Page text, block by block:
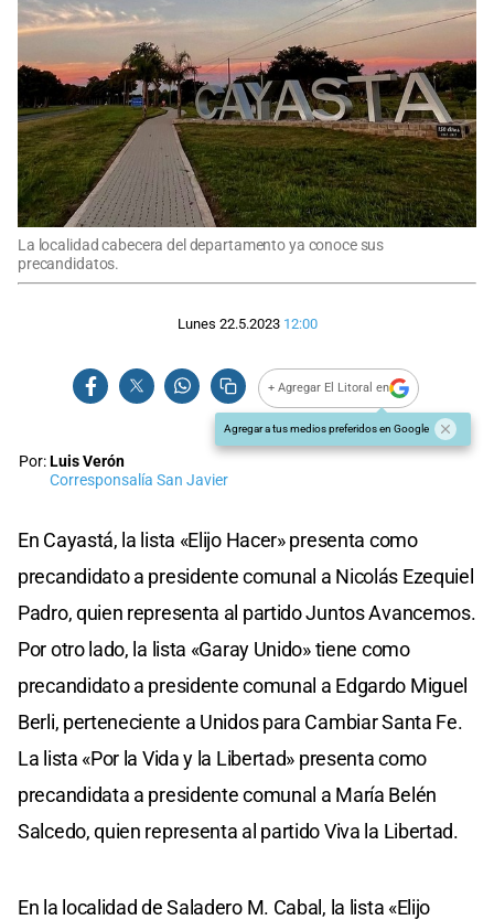
La localidad cabecera del departamento ya conoce sus
precandidatos.
Lunes 22.5.2023 12:00
+ Agregar El Litoral en
Agregar a tus medios preferidos en Google
Por:Luis Verón
Corresponsalía San Javier
En Cayastá, la lista «Elijo Hacer» presenta como
precandidato a presidente comunal a Nicolás Ezequiel
Padro, quien representa al partido Juntos Avancemos.
Por otro lado, la lista «Garay Unido» tiene como
precandidato a presidente comunal a Edgardo Miguel
Berli, perteneciente a Unidos para Cambiar Santa Fe.
La lista «Por la Vida y la Libertad» presenta como
precandidata a presidente comunal a María Belén
Salcedo, quien representa al partido Viva la Libertad.
En la localidad de Saladero M. Cabal, la lista «Elijo